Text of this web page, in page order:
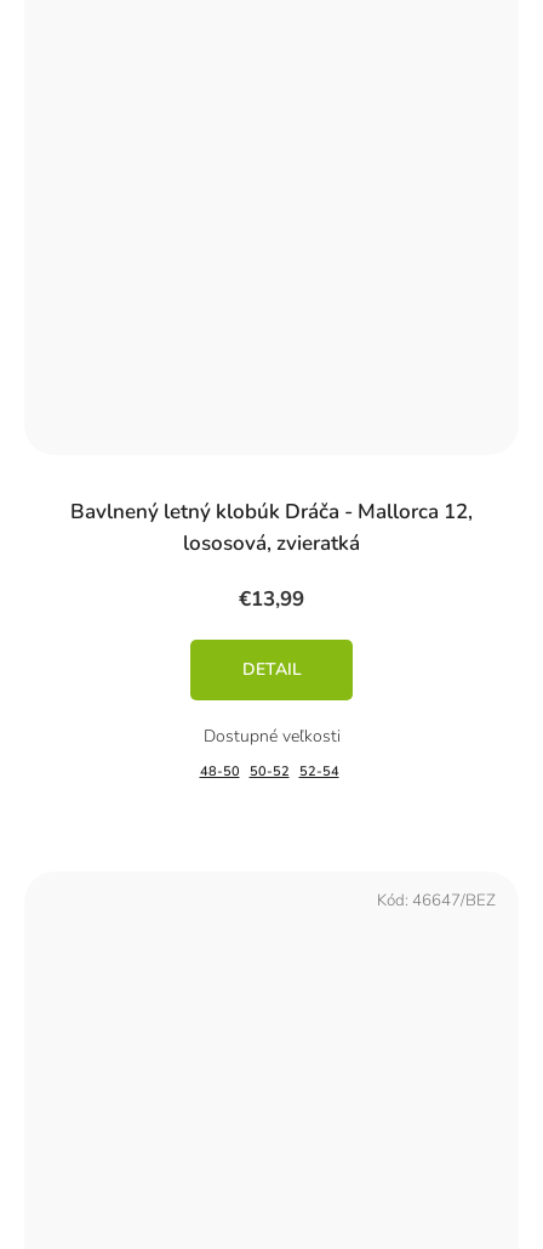
Bavlnený letný klobúk Dráča - Mallorca 12,
lososová, zvieratká
€13,99
DETAIL
48-50 50-52 52-54
Kód: 46647/BEZ